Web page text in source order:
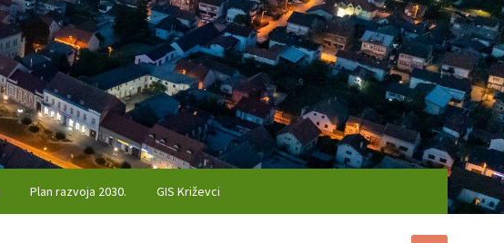
Plan razvoja 2030. GIS Križevci